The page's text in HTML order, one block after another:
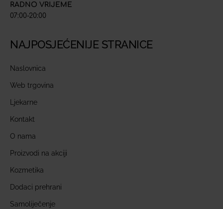
RADNO VRIJEME
07:00-20:00
NAJPOSJEĆENIJE STRANICE
Naslovnica
Web trgovina
Ljekarne
Kontakt
O nama
Proizvodi na akciji
Kozmetika
Dodaci prehrani
Samoliječenje